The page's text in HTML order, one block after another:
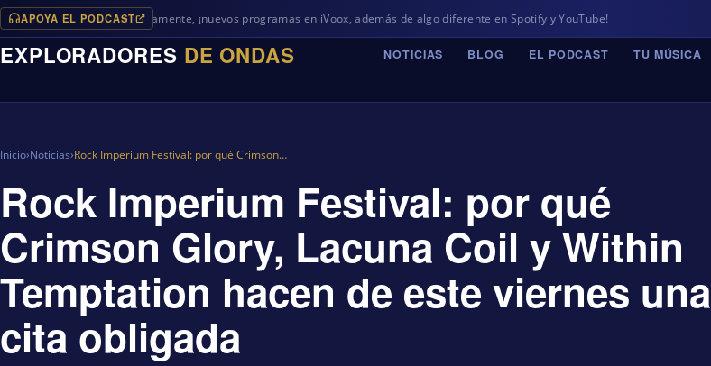
APOYA EL PODCAST
Próximamente, ¡nuevos programas en iVoox, además de algo diferente en Spotify y YouTube!
EXPLORADORES DE ONDAS NOTICIAS BLOG EL PODCAST TU MÚSICA
Inicio›Noticias›Rock Imperium Festival: por qué Crimson…
Rock Imperium Festival: por qué
Crimson Glory, Lacuna Coil y Within
Temptation hacen de este viernes una
cita obligada